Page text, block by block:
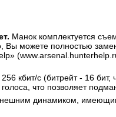
Манок комплектуется
Вы можете полностью
кбит/с (битрейт - 16 бит,
что позволяет
динамиком,